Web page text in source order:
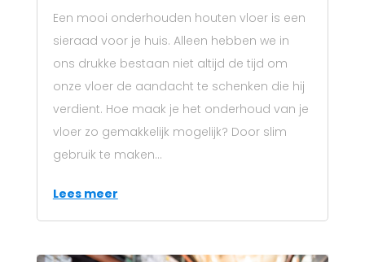
Een mooi onderhouden houten vloer is een
sieraad voor je huis. Alleen hebben we in
ons drukke bestaan niet altijd de tijd om
onze vloer de aandacht te schenken die hij
verdient. Hoe maak je het onderhoud van je
vloer zo gemakkelijk mogelijk? Door slim
gebruik te maken...
Lees meer